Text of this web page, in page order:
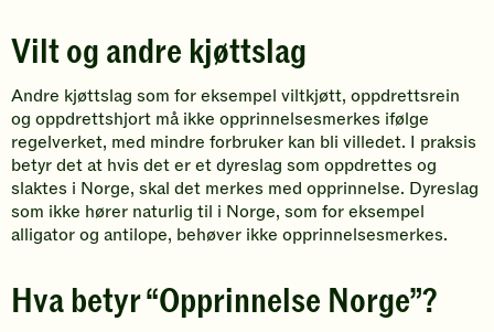
Vilt og andre kjøttslag
Andre kjøttslag som for eksempel viltkjøtt, oppdrettsrein
og oppdrettshjort må ikke opprinnelsesmerkes ifølge
regelverket, med mindre forbruker kan bli villedet. I praksis
betyr det at hvis det er et dyreslag som oppdrettes og
slaktes i Norge, skal det merkes med opprinnelse. Dyreslag
som ikke hører naturlig til i Norge, som for eksempel
alligator og antilope, behøver ikke opprinnelsesmerkes.
Hva betyr “Opprinnelse Norge”?